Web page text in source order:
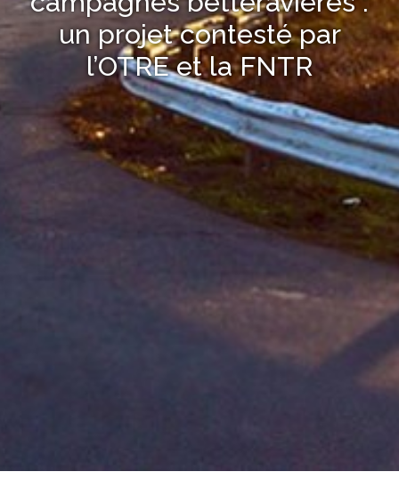
un projet contesté par
l’OTRE et la FNTR